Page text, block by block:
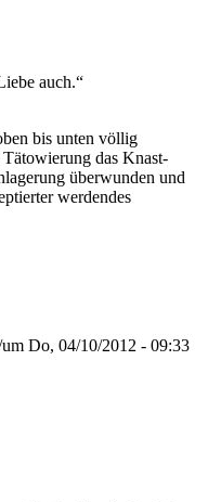
auch.“
bis unten völlig
das Knast-
überwunden und
werdendes
um Do, 04/10/2012 - 09:33